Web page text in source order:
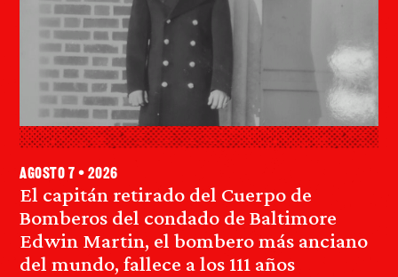
El capitán retirado del Cuerpo de
Bomberos del condado de Baltimore
Edwin Martin, el bombero más anciano
del mundo, fallece a los 111 años
agosto 7 • 2026